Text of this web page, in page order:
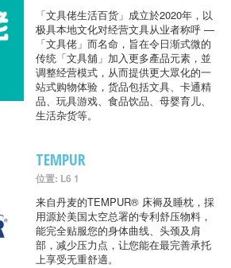
「文具佬生活百货」成立於2020年，以
极具本地文化对经营文具从业者称呼 —
「文具佬」而名命，旨在令日渐式微的
传统「文具舖」加入更多產品元素，並
调整经营模式，从而提供更大眾化的一
站式购物体验，货品包括文具、卡通精
品、玩具游戏、食品饮品、母婴育儿、
生活杂货等。
TEMPUR
位置: L6 1
来自丹麦的TEMPUR® 床褥及睡枕，採
用源於美国太空总署的专利舒压物料，
能完全贴服您的身体曲线、头颈及肩
部，减少压力点，让您能在最完善承托
上享受无重舒適。